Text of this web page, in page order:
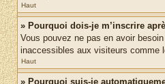
Haut
» Pourquoi dois-je m’inscrire
Vous pouvez ne pas en avoir
inaccessibles aux visiteurs comme
Haut
» Pourquoi suis-je